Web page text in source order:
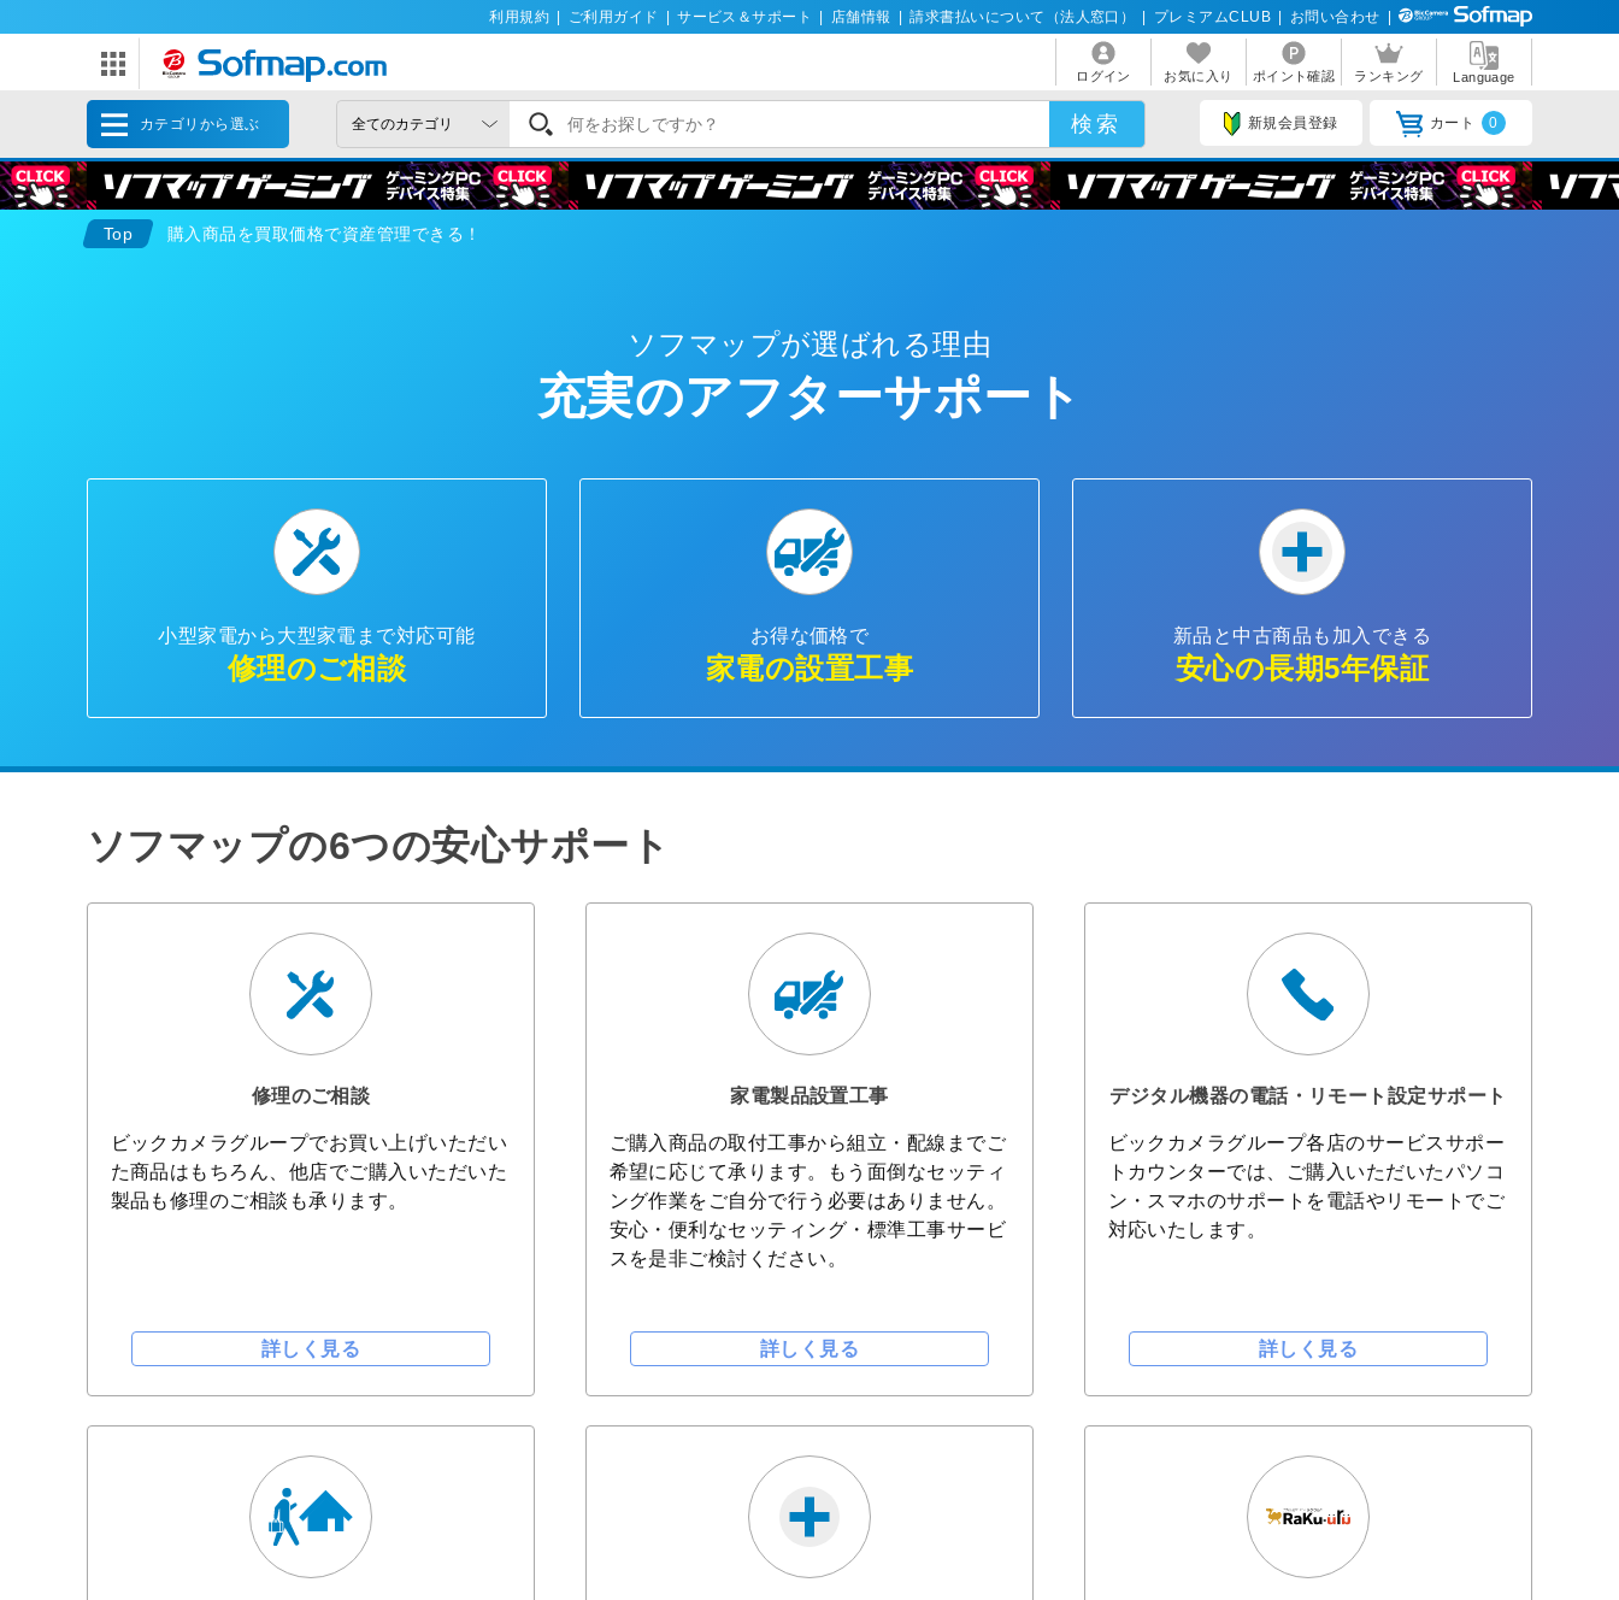
利用規約 ご利用ガイド サービス＆サポート 店舗情報 請求書払いについて（法人窓口） プレミアムCLUB お問い合わせ
ログイン お気に入り ポイント確認 ランキング Language
カテゴリから選ぶ 新規会員登録 カート 0
Top 購入商品を買取価格で資産管理できる！
ソフマップが選ばれる理由
充実のアフターサポート
小型家電から大型家電まで対応可能
修理のご相談
お得な価格で
家電の設置工事
新品と中古商品も加入できる
安心の長期5年保証
ソフマップの6つの安心サポート
修理のご相談
ビックカメラグループでお買い上げいただい
た商品はもちろん、他店でご購入いただいた
製品も修理のご相談も承ります。
詳しく見る
家電製品設置工事
ご購入商品の取付工事から組立・配線までご
希望に応じて承ります。もう面倒なセッティ
ング作業をご自分で行う必要はありません。
安心・便利なセッティング・標準工事サービ
スを是非ご検討ください。
詳しく見る
デジタル機器の電話・リモート設定サポート
ビックカメラグループ各店のサービスサポー
トカウンターでは、ご購入いただいたパソコ
ン・スマホのサポートを電話やリモートでご
対応いたします。
詳しく見る